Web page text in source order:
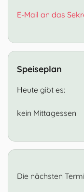
E-Mail an das
Speiseplan
Heute gibt es:
kein Mittagessen
Die nächsten